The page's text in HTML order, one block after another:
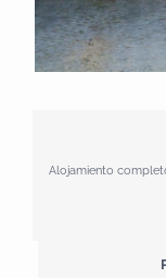
Alojamiento